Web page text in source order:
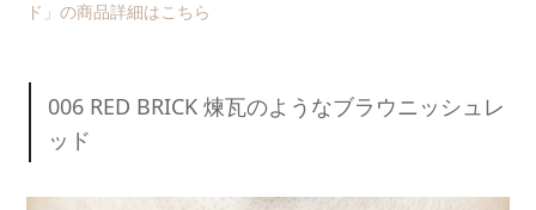
ド」の商品詳細はこちら
006 RED BRICK 煉瓦のようなブラウニッシュレ
ッド